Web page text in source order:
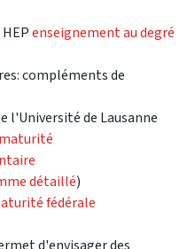
enseignement au degré
compléments de
l'Université de Lausanne
détaillé)
fédérale
d'envisager des